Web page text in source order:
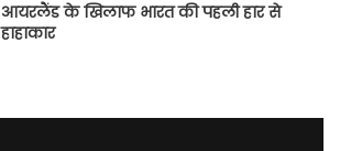
आयरलैंड के खिलाफ भारत की पहली हार से
हाहाकार